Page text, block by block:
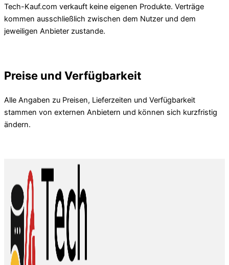
Tech-Kauf.com verkauft keine eigenen Produkte. Verträge
kommen ausschließlich zwischen dem Nutzer und dem
jeweiligen Anbieter zustande.
Preise und Verfügbarkeit
Alle Angaben zu Preisen, Lieferzeiten und Verfügbarkeit
stammen von externen Anbietern und können sich kurzfristig
ändern.